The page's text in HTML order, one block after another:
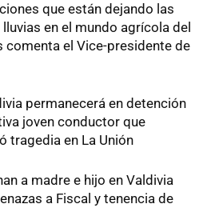
que están dejando las
en el mundo agrícola del
comenta el Vice-presidente de
permanecerá en detención
joven conductor que
tragedia en La Unión
a madre e hijo en Valdivia
a Fiscal y tenencia de